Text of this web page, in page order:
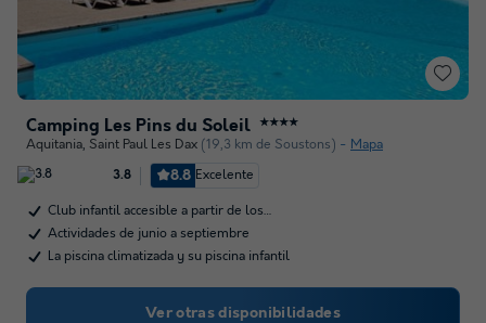
Camping Les Pins du Soleil ★★★★
Aquitania, Saint Paul Les Dax (19,3 km de Soustons) Mapa
3.8 8.8 Excelente
Club infantil accesible a partir de los…
Actividades de junio a septiembre
La piscina climatizada y su piscina infantil
Ver otras disponibilidades